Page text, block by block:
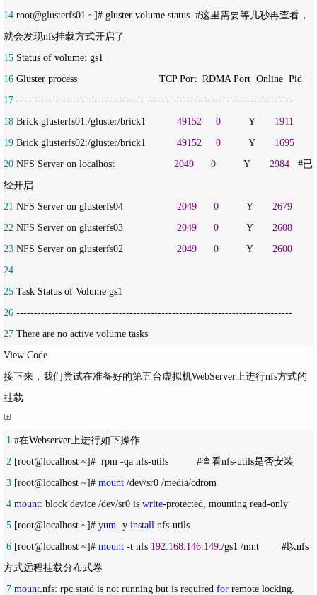
14 root@glusterfs01 ~]# gluster volume status  #这里需要等几秒再查看，
15
16
17
18 Brick glusterfs01:/gluster/brick1 49152 0
          Y
1911
19 Brick glusterfs02:/gluster/brick1 49152 0
          Y
1695
20 NFS Server on localhost 2049 0
          Y
2984
   #已
21 NFS Server on glusterfs04 2049 0
          Y
2679
22 NFS Server on glusterfs03 2049 0
          Y
2608
23 NFS Server on glusterfs02 2049 0
          Y
2600
24
25
26
27 There are no active volume tasks
View Code
接下来，我们尝试在准备好的第五台虚拟机WebServer上进行nfs方式的
挂载
1
2 [root@localhost ~]#  rpm -qa nfs-utils          #查看nfs-
3 [root@localhost ~]# mount /dev/sr0 /media/
4 mount: block device /dev/sr0 is write-protected, mounting read-
5 [root@localhost ~]# yum -y install nfs-
6 [root@localhost ~]# mount -t nfs 192.168 146.149:/gs1 /mnt        #以nfs
7 mount .nfs: rpc.statd is not running but is required for